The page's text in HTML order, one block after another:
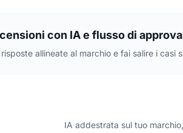
con IA e flusso di
allineate al marchio e fai salire i casi
IA addestrata sul tuo